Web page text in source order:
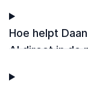
Hoe helpt
AI direct in de